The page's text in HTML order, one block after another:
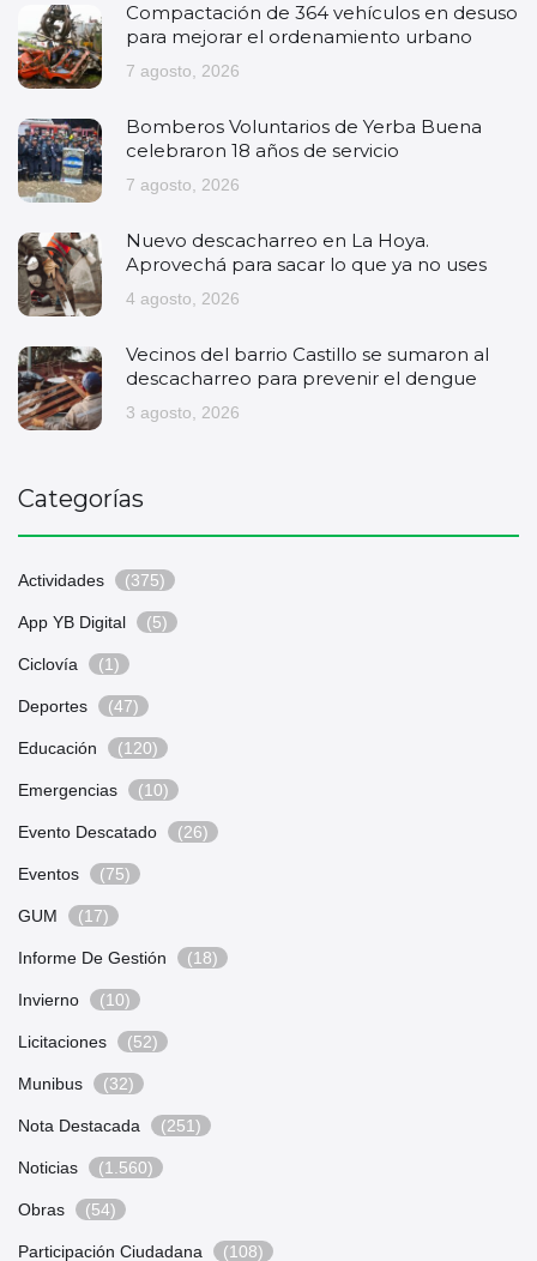
Compactación de 364 vehículos en desuso
para mejorar el ordenamiento urbano
7 agosto, 2026
Bomberos Voluntarios de Yerba Buena
celebraron 18 años de servicio
7 agosto, 2026
Nuevo descacharreo en La Hoya.
Aprovechá para sacar lo que ya no uses
4 agosto, 2026
Vecinos del barrio Castillo se sumaron al
descacharreo para prevenir el dengue
3 agosto, 2026
Categorías
Actividades (375)
App YB Digital (5)
Ciclovía (1)
Deportes (47)
Educación (120)
Emergencias (10)
Evento Descatado (26)
Eventos (75)
GUM (17)
Informe De Gestión (18)
Invierno (10)
Licitaciones (52)
Munibus (32)
Nota Destacada (251)
Noticias (1.560)
Obras (54)
Participación Ciudadana (108)